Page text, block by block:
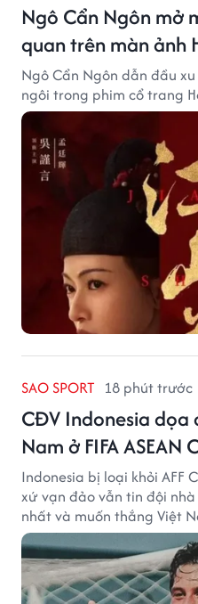
Ngô Cẩn Ngôn mở
quan trên màn ảnh
Ngô Cẩn Ngôn dẫn đầu
ngôi trong phim cổ trang
SAO SPORT 18 phút trước
CĐV Indonesia dọa
Nam ở FIFA ASEAN
Indonesia bị loại khỏi AFF
xứ vạn đảo vẫn tin đội
nhất và muốn thắng Việt
2026.